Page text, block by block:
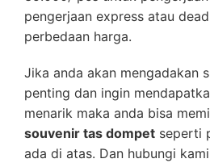
pengerjaan express atau
perbedaan harga.
Jika anda akan mengadakan
penting dan ingin
menarik maka anda bisa
souvenir tas dompet seperti
ada di atas. Dan hubungi